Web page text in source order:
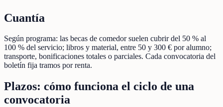
Cuantía
Según programa: las becas de comedor suelen cubrir del 50 % al
100 % del servicio; libros y material, entre 50 y 300 € por alumno;
transporte, bonificaciones totales o parciales. Cada convocatoria del
boletín fija tramos por renta.
Plazos: cómo funciona el ciclo de una
convocatoria